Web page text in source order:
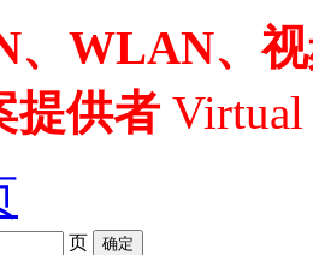
、WLAN、
提供者
页